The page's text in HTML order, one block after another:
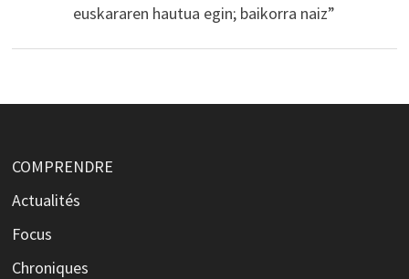
euskararen hautua egin; baikorra naiz”
COMPRENDRE
Actualités
Focus
Chroniques